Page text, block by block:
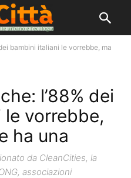
bambini italiani le vorrebbe, ma
l’88% dei
vorrebbe,
ha una
da CleanCities, la
associazioni